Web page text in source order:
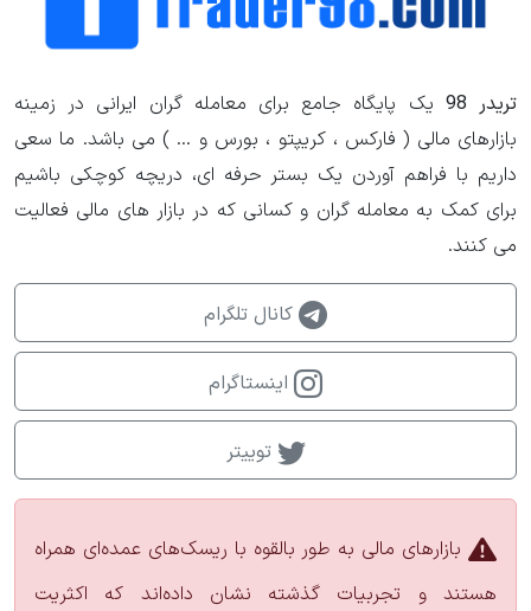
تریدر 98
یک پایگاه جامع برای معامله گران ایرانی در زمینه
بازارهای مالی ( فارکس ، کریپتو ، بورس و ... ) می باشد. ما سعی
داریم با فراهم آوردن یک بستر حرفه ای، دریچه کوچکی باشیم
برای کمک به معامله گران و کسانی که در بازار های مالی فعالیت
می کنند.
کانال تلگرام
اینستاگرام
توییتر
بازارهای مالی به طور بالقوه با ریسک‌های عمده‌ای همراه
هستند و تجربیات گذشته نشان داده‌اند که اکثریت